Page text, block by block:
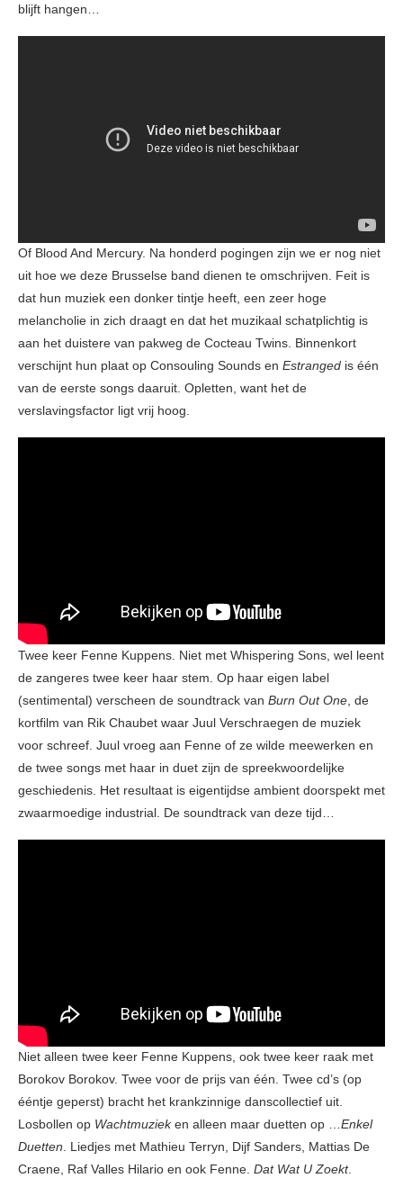
blijft hangen…
Of Blood And Mercury. Na honderd pogingen zijn we er nog niet
uit hoe we deze Brusselse band dienen te omschrijven. Feit is
dat hun muziek een donker tintje heeft, een zeer hoge
melancholie in zich draagt en dat het muzikaal schatplichtig is
aan het duistere van pakweg de Cocteau Twins. Binnenkort
verschijnt hun plaat op Consouling Sounds en Estranged is één
van de eerste songs daaruit. Opletten, want het de
verslavingsfactor ligt vrij hoog.
Twee keer Fenne Kuppens. Niet met Whispering Sons, wel leent
de zangeres twee keer haar stem. Op haar eigen label
(sentimental) verscheen de soundtrack van Burn Out One , de
kortfilm van Rik Chaubet waar Juul Verschraegen de muziek
voor schreef. Juul vroeg aan Fenne of ze wilde meewerken en
de twee songs met haar in duet zijn de spreekwoordelijke
geschiedenis. Het resultaat is eigentijdse ambient doorspekt met
zwaarmoedige industrial. De soundtrack van deze tijd…
Niet alleen twee keer Fenne Kuppens, ook twee keer raak met
Borokov Borokov. Twee voor de prijs van één. Twee cd’s (op
ééntje geperst) bracht het krankzinnige danscollectief uit.
Losbollen op Wachtmuzieken alleen maar duetten op …Enkel
Duetten. Liedjes met Mathieu Terryn, Dijf Sanders, Mattias De
Craene, Raf Valles Hilario en ook Fenne. Dat Wat U Zoekt.